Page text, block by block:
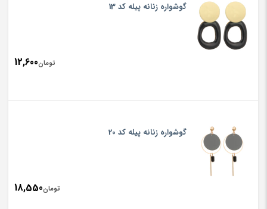
گوشواره زنانه پیله کد 13
تومان12,600
گوشواره زنانه پیله کد 20
تومان18,550